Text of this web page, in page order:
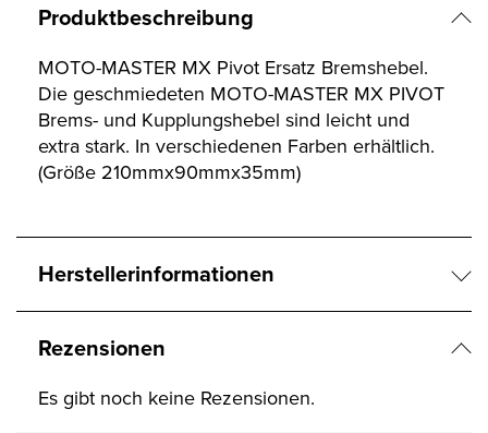
Produktbeschreibung
MOTO-MASTER MX Pivot Ersatz Bremshebel.
Die geschmiedeten MOTO-MASTER MX PIVOT
Brems- und Kupplungshebel sind leicht und
extra stark. In verschiedenen Farben erhältlich.
(Größe 210mmx90mmx35mm)
Herstellerinformationen
Rezensionen
Es gibt noch keine Rezensionen.